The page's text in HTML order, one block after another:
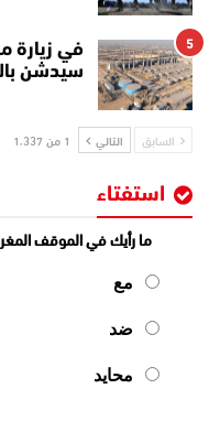
5
في زيارة
سيدشن
السابق التالي 1 من 1٬337
استفتاء
ما رأيك في الموقف
مع
ضد
محايد